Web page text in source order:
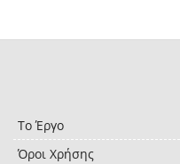
Το Έργο
Όροι Χρήσης